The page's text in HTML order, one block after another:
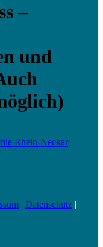
–
und
Rhein-Neckar
| Datenschutz |